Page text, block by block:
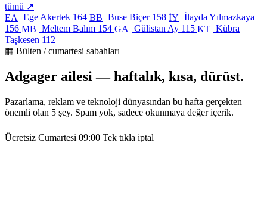
tümü ↗
EA
Ege Akertek 164 BB Buse Biçer 158 İY İlayda Yılmazkaya
156 MB Meltem Balım 154 GA Gülistan Ay 115 KT Kübra
Taşkesen 112
▦ Bülten / cumartesi sabahları
Adgager ailesi — haftalık, kısa, dürüst.
Pazarlama, reklam ve teknoloji dünyasından bu hafta gerçekten
önemli olan 5 şey. Spam yok, sadece okunmaya değer içerik.
Ücretsiz Cumartesi 09:00 Tek tıkla iptal